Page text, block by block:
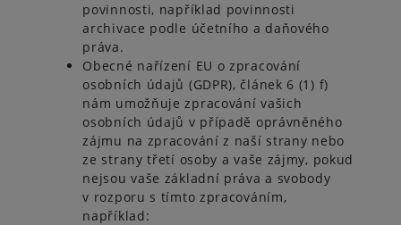
povinnosti, například povinnosti
archivace podle účetního a daňového
práva.
Obecné nařízení EU o zpracování
osobních údajů (GDPR), článek 6 (1) f)
nám umožňuje zpracování vašich
osobních údajů v případě oprávněného
zájmu na zpracování z naší strany nebo
ze strany třetí osoby a vaše zájmy, pokud
nejsou vaše základní práva a svobody
v rozporu s tímto zpracováním,
například: